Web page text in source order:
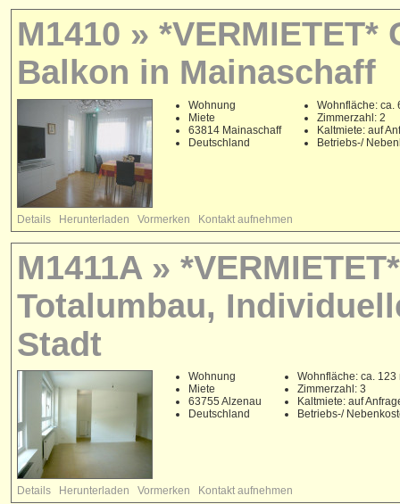
M1410 »
Balkon in Mainaschaff
Wohnung
Miete
63814 Mainaschaff
Deutschland
Wohnfläche: ca.
Zimmerzahl: 2
Kaltmiete: auf
Betriebs-/
Details Herunterladen Vormerken Kontakt aufnehmen
M1411A »
Totalumbau,
Stadt
Wohnung
Miete
63755 Alzenau
Deutschland
Wohnfläche: ca. 123
Zimmerzahl: 3
Kaltmiete: auf
Betriebs-/
Details Herunterladen Vormerken Kontakt aufnehmen